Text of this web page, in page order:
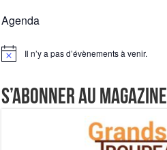
Agenda
Notice Il n’y a pas d’évènements à venir.
S’abonner au magazine